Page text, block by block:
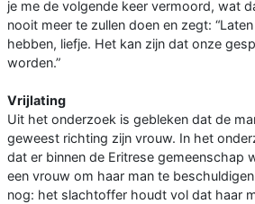
je me de volgende keer vermoord, wat
nooit meer te zullen doen en zegt:
hebben, liefje. Het kan zijn dat onze
worden.”
Vrijlating
Uit het onderzoek is gebleken dat de
geweest richting zijn vrouw. In het
dat er binnen de Eritrese gemeenschap
een vrouw om haar man te
nog: het slachtoffer houdt vol dat haar